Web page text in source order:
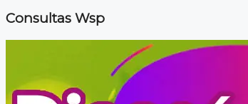
Consultas Wsp